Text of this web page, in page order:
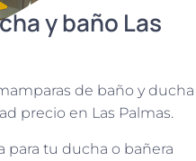
y baño Las
de baño y ducha
precio en Las Palmas.
para tu ducha o bañera